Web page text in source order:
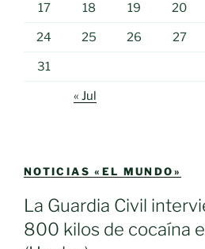
17 18 19 20
24 25 26 27
31
« Jul
NOTICIAS «EL MUNDO»
La Guardia Civil
800 kilos de cocaína